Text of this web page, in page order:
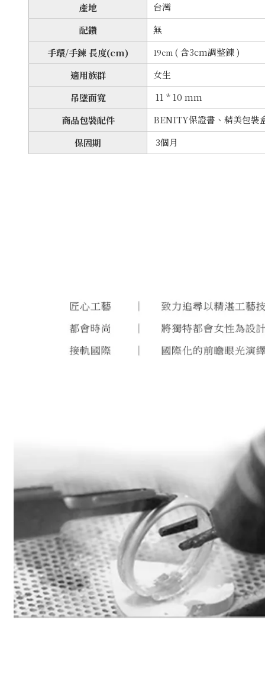
產地
台灣
配鑽
無
手環/手鍊 長度(cm)
19cm ( 含3cm調整鍊 )
適用族群
女生
吊墜面寬
11 * 10 mm
商品包裝配件
BENITY保證書、精美包裝
保固期
3個月